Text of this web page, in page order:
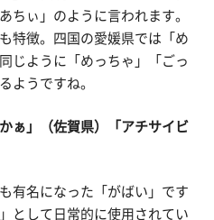
ちぃ」のように言われます。
特徴。四国の愛媛県では「め
じように「めっちゃ」「ごっ
ようですね。
ぁ」（佐賀県）「アチサイビ
有名になった「がばい」です
として日常的に使用されてい